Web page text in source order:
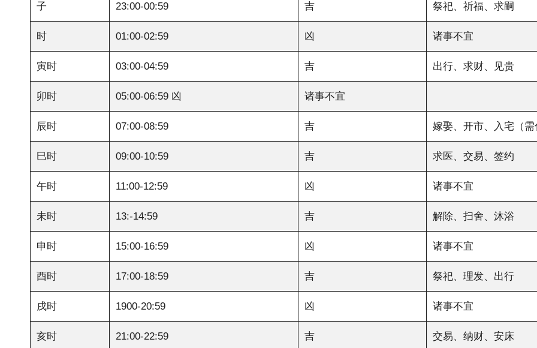
子 23:00-00:59 吉 祭祀、祈福、求嗣
时 01:00-02:59 凶 诸事不宜
寅时 03:00-04:59 吉 出行、求财、见贵
卯时 05:00-06:59 凶 诸事不宜
辰时 07:00-08:59 吉 嫁娶、开市、入宅（
巳时 09:00-10:59 吉 求医、交易、签约
午时 11:00-12:59 凶 诸事不宜
未时 13:-14:59 吉 解除、扫舍、沐浴
申时 15:00-16:59 凶 诸事不宜
酉时 17:00-18:59 吉 祭祀、理发、出行
戌时 1900-20:59 凶 诸事不宜
亥时 21:00-22:59 吉 交易、纳财、安床